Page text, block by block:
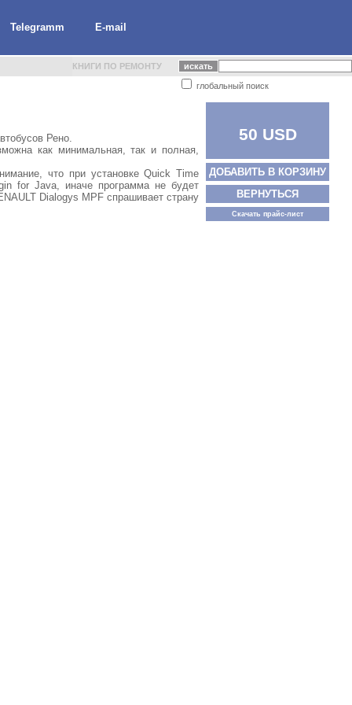
Telegramm E-mail
КНИГИ ПО РЕМОНТУ
глобальный поиск
Рено.
как минимальная, так и полная,
что при установке Quick Time
for Java, иначе программа не будет
Dialogys MPF спрашивает страну
50 USD
ДОБАВИТЬ В КОРЗИНУ
ВЕРНУТЬСЯ
Скачать прайс-лист